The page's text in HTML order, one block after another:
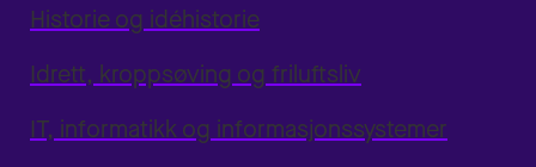
Historie og idéhistorie
Idrett, kroppsøving og friluftsliv
IT, informatikk og informasjonssystemer